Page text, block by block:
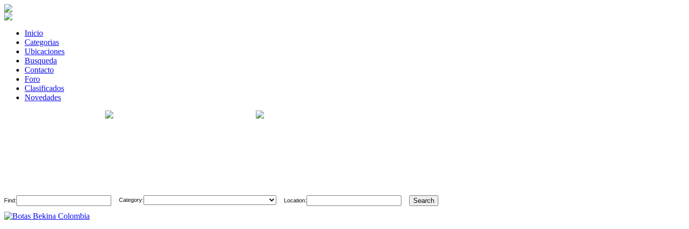
Inicio
Categorias
Ubicaciones
Busqueda
Contacto
Foro
Clasificados
Novedades
Find: Category: Location: